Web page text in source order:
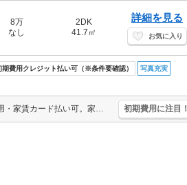
8万
なし
2DK
41.7㎡
詳細を見る
お気に入り
期費用クレジット払い可（※条件要確認） 写真充実
仲介手数料家賃の55%。駐車場1台分無料。南向き。初期費用・家賃カード払い可。家賃の支払でポイントたまります（条件あり）。オンライン内見対応可。オンライン契約相談可。投てき消火剤6,930円（税込）。 初期費用に注目！